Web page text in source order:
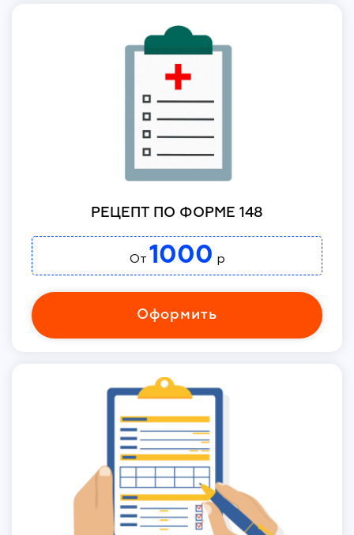
РЕЦЕПТ ПО ФОРМЕ 148
От 1000 р
Оформить